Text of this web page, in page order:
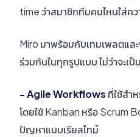
time ว่าสมาชิกทีมคนไหนใส่คว
Miro มาพร้อมกับเทมเพลตแล
ร่วมกันในทุกรูปแบบ ไม่ว่าจะเป็น
- Agile Workflows ที่ใช้สำ
โดยใช้ Kanban หรือ Scrum
ปัญหาแบบเรียลไทม์